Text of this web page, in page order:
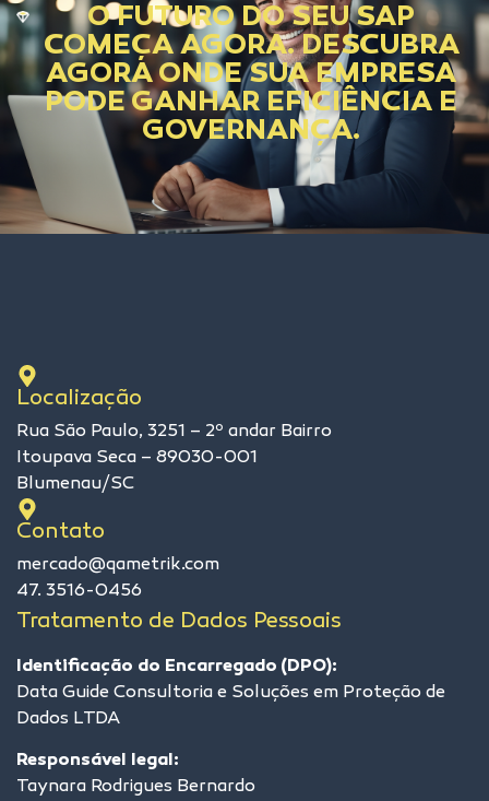
O FUTURO DO SEU SAP
COMEÇA AGORA. DESCUBRA
AGORA ONDE SUA EMPRESA
PODE GANHAR EFICIÊNCIA E
GOVERNANÇA.
Localização
Rua São Paulo, 3251 – 2º andar Bairro
Itoupava Seca – 89030-001
Blumenau/SC
Contato
mercado@qametrik.com
47. 3516-0456
Tratamento de Dados Pessoais
Identificação do Encarregado (DPO):
Data Guide Consultoria e Soluções em Proteção de
Dados LTDA
Responsável legal:
Taynara Rodrigues Bernardo